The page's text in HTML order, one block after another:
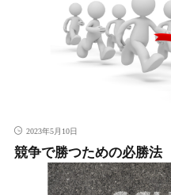
2023年5月10日
競争で勝つための必勝法